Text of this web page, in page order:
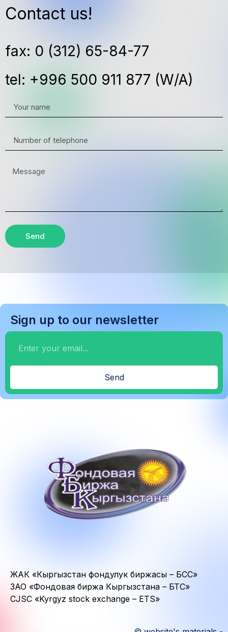
Contact us!
fax: 0 (312) 65-84-77
tel: +996 500 911 877 (W/A)
Send
Sign up to our newsletter
Send
ЖАК «Кыргызстан фондулук биржасы – БСС»
ЗАО «Фондовая биржа Кыргызстана – БТС»
CJSC «Kyrgyz stock exchange – ETS»